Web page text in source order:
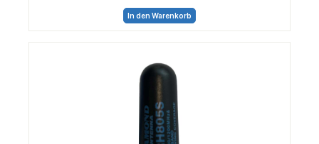
In den Warenkorb